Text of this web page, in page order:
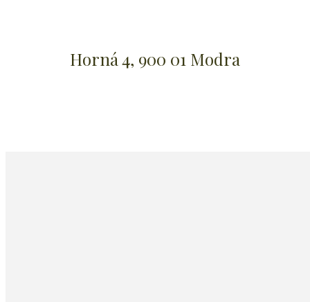
Horná 4, 900 01 Modra